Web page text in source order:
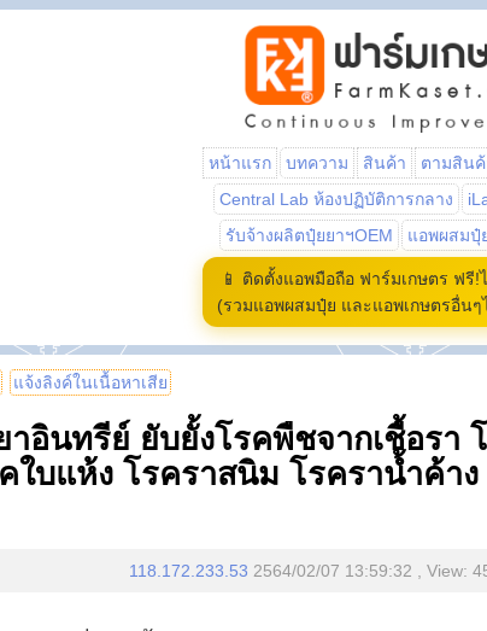
หน้าแรก บทความ สินค้า ตามสินค้
Central Lab ห้องปฏิบัติการกลาง
รับจ้างผลิตปุ๋ยยาฯOEM
แอพผสมปุ๋
📱 ติดตั้งแอพมือถือ ฟาร์มเกษตร ฟรี!
(รวมแอพผสมปุ๋ย และแอพเกษตรอื่นๆ
แจ้งลิงค์ในเนื้อหาเสีย
าอินทรีย์ ยับยั้งโรคพืชจากเชื้อรา
ใบแห้ง โรคราสนิม โรคราน้ำค้าง
118.172.233.53 2564/02/07 13:59:32 , View: